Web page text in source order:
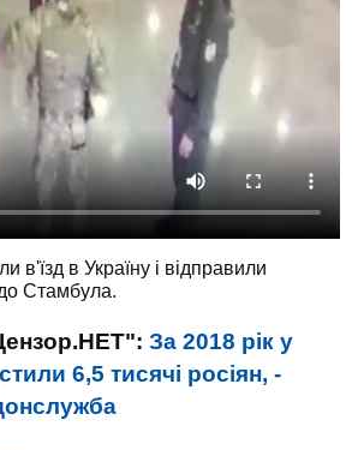
в'їзд в Україну і відправили
Стамбула.
За 2018 рік у
6,5 тисячі росіян, -